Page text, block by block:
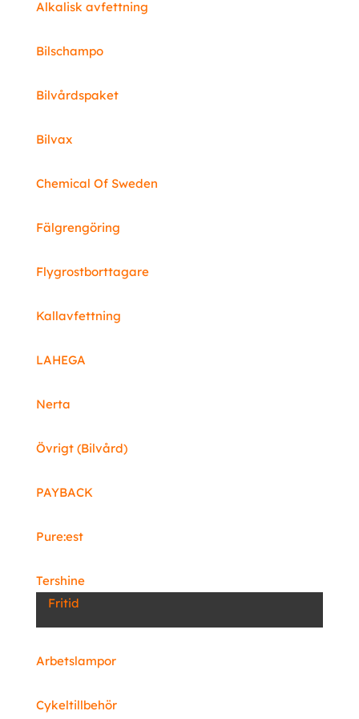
Alkalisk avfettning
Bilschampo
Bilvårdspaket
Bilvax
Chemical Of Sweden
Fälgrengöring
Flygrostborttagare
Kallavfettning
LAHEGA
Nerta
Övrigt (Bilvård)
PAYBACK
Pure:est
Tershine
Fritid
Arbetslampor
Cykeltillbehör